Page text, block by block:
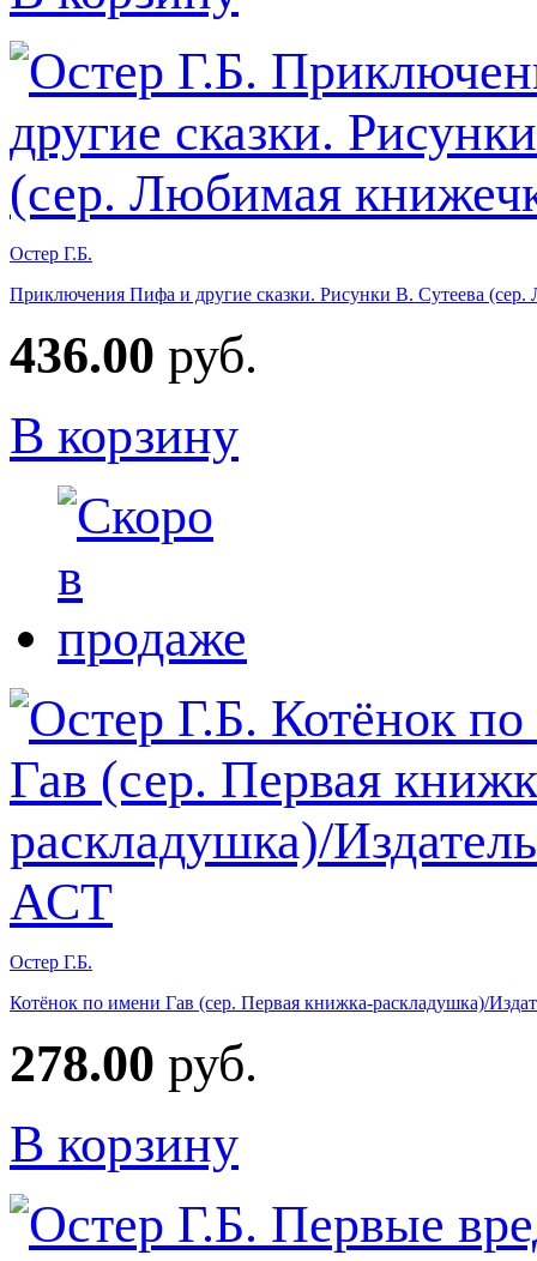
Остер Г.Б.
Приключения Пифа и другие сказки. Рисунки В. Сутеева
436.00 руб.
В корзину
Остер Г.Б.
Котёнок по имени Гав (сер. Первая книжка-раскладушка)/
278.00 руб.
В корзину